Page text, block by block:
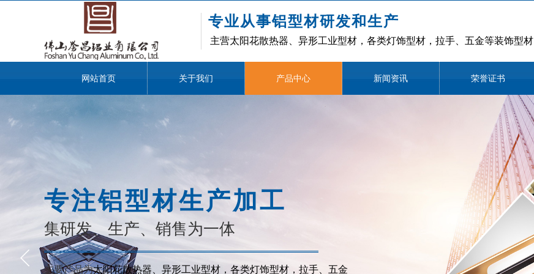
专业从事铝型材研发和生产
主营太阳花散热器、异形工业型材，各类灯饰型材，拉手、五金等装饰型材
网站首页 关于我们 产品中心 新闻资讯 荣誉证书
专注铝型材生产加工
集研发、生产、销售为一体
主要产品为太阳花散热器、异形工业型材，各类灯饰型材，拉手、五金